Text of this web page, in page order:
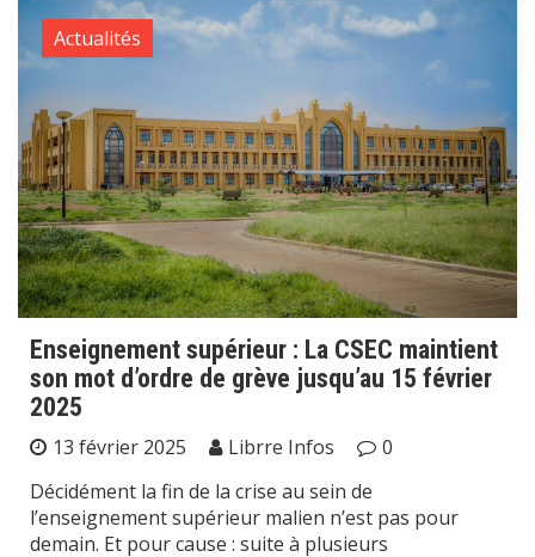
Actualités
Enseignement supérieur : La CSEC maintient
son mot d’ordre de grève jusqu’au 15 février
2025
13 février 2025 Librre Infos
0
Décidément la fin de la crise au sein de
l’enseignement supérieur malien n’est pas pour
demain. Et pour cause : suite à plusieurs